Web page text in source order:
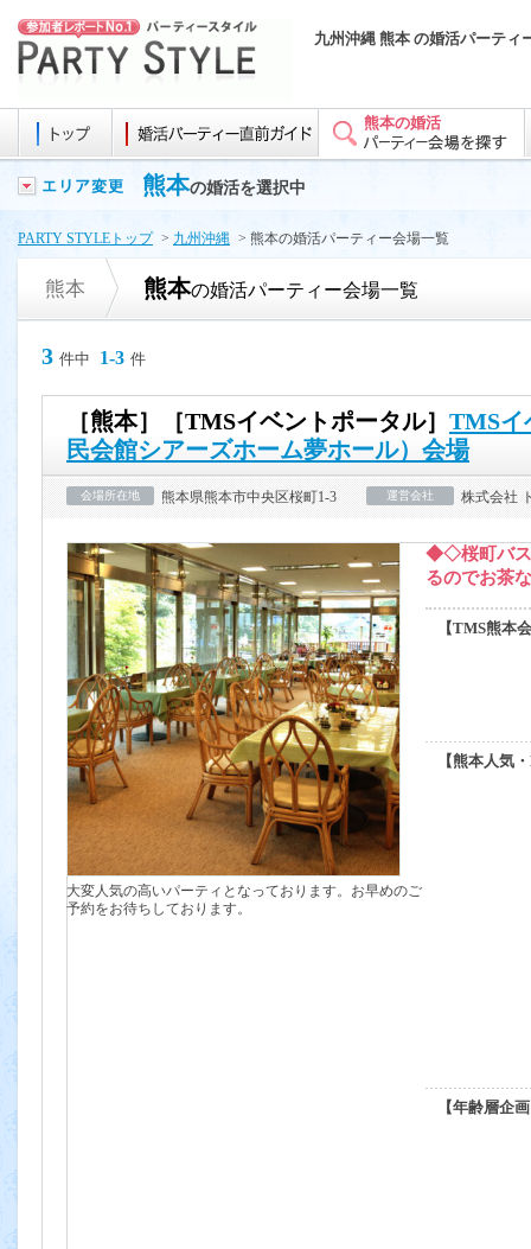
九州沖縄 熊本 の婚活パーティ
熊本の婚活
熊本の婚活を選択中
PARTY STYLEトップ > 九州沖縄 > 熊本の婚活パーティー会場一覧
熊本 熊本の婚活パーティー会場一覧
3 件中 1-3 件
［熊本］［TMSイベントポータル］ TMS
民会館シアーズホーム夢ホール）会場
会場所在地 熊本県熊本市中央区桜町1-3 運営会社 株式会社
大変人気の高いパーティとなっております。お早めのご
予約をお待ちしております。
◆◇桜町バス
るのでお茶
【TMS熊本
【熊本人気
【年齢層企